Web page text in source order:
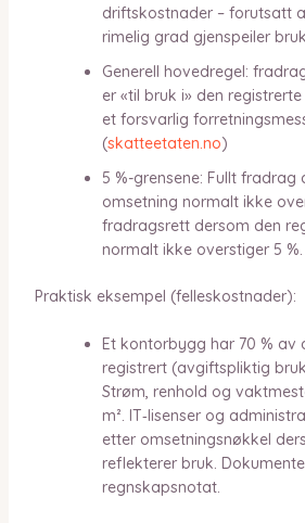
driftskostnader – forutsatt
rimelig grad gjenspeiler
Generell hovedregel:
er «til bruk i» den
et forsvarlig
(skatteetaten.no)
5 %-grensene: Fullt
omsetning normalt ikke
fradragsrett dersom den
normalt ikke overstiger 5
Praktisk eksempel (felleskostnader):
Et kontorbygg har 70 % av
registrert (avgiftspliktig
Strøm, renhold og
m². IT‑lisenser og
etter omsetningsnøkkel
reflekterer bruk.
regnskapsnotat.